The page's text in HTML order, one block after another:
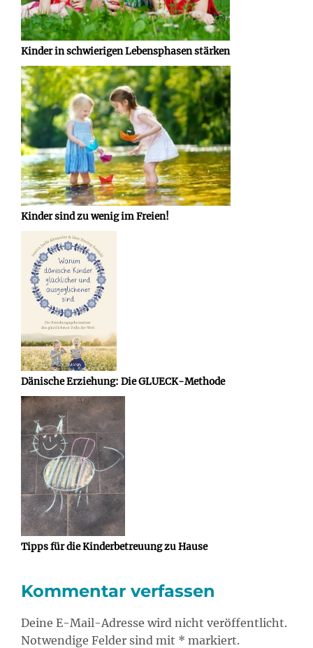
Kinder in schwierigen Lebensphasen stärken
Kinder sind zu wenig im Freien!
Dänische Erziehung: Die GLUECK-Methode
Tipps für die Kinderbetreuung zu Hause
Kommentar verfassen
Deine E-Mail-Adresse wird nicht veröffentlicht.
Notwendige Felder sind mit * markiert.